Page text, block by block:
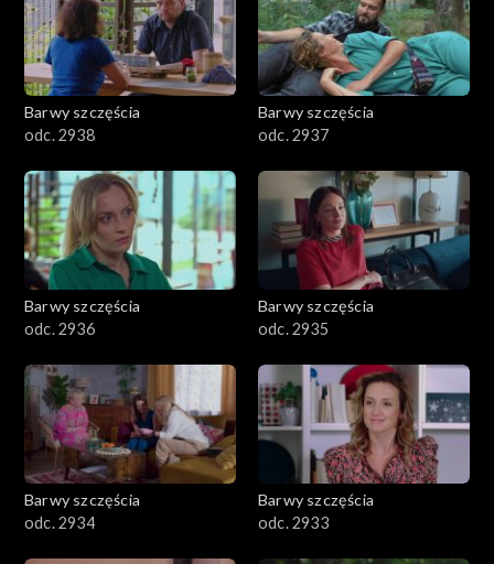
Barwy szczęścia
odc. 2938
Barwy szczęścia
odc. 2937
Barwy szczęścia
odc. 2936
Barwy szczęścia
odc. 2935
Barwy szczęścia
odc. 2934
Barwy szczęścia
odc. 2933